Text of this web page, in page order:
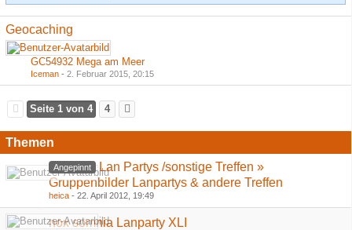
Geocaching
GC54932 Mega am Meer
Iceman - 2. Februar 2015, 20:15
Seite 1 von 4 4
Themen
Angepinnt
Lan Partys /sonstige Treffen »
Gruppenbilder Lanpartys & andere Treffen
heica - 22. April 2012, 19:49
nox somnia Lanparty XLI